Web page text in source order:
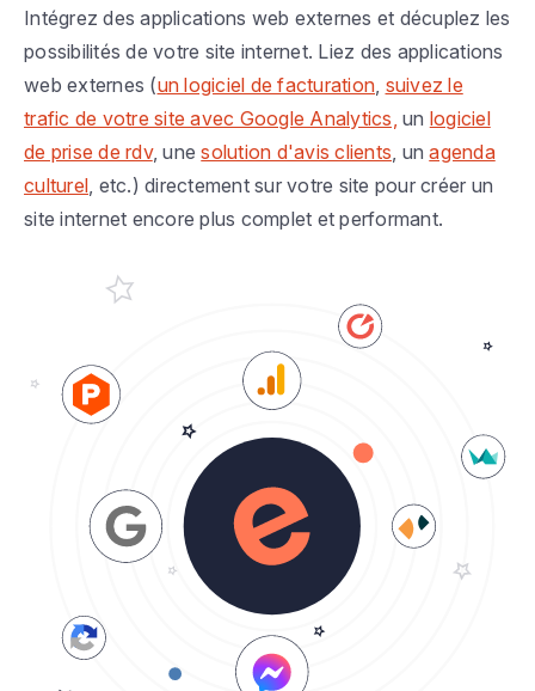
Intégrez des applications web externes et décuplez les
possibilités de votre site internet. Liez des applications
web externes (un logiciel de facturation, suivez le
trafic de votre site avec Google Analytics, un logiciel
de prise de rdv, unesolution d'avis clients, unagenda
culturel, etc.) directement sur votre site pour créer un
site internet encore plus complet et performant.